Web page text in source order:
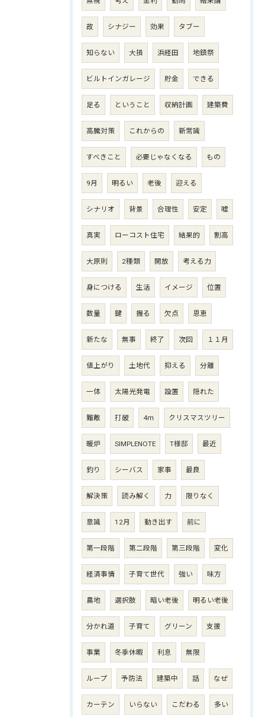
故 シナジー 効果 タブー
知らない 大損 浜経田 地鎮祭
ビルトインガレージ 貯金 できる
足る ということ 収納計画 建築費
高騰対策 これからの 新常識
すべきこと 必要じゃなくなる もの
9月 明るい 老後 迎える
シナリオ 背景 合理性 安定 嘘
真実 ローコスト住宅 結果的 割高
大原則 2種類 開放 考える力
身につける 生活 イメージ 位置
数量 鍵 握る 欠点 恩恵
新たな 無事 終了 次回 １１月
値上がり 土地代 抑える 分離
一体 太陽光発電 設置 隠れた
難敵 打破 4ｍ クリスマスツリー
暖炉 SIMPLENOTE T様邸 最近
釣り シーバス 家事 最良
解決策 読み解く 力 限りなく
意識 12月 動き出す 前に
第一段階 第二段階 第三段階 変化
経済事情 子育て世代 強い 味方
農地 選択肢 暗い老後 明るい老後
分かれ道 子育て グリーン 支援
事業 冬季休暇 利息 無限
ループ 予防法 建築中 話 なぜ
カーテン いらない こだわる 多い